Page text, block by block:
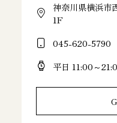
神奈川県横浜市
1F
045-620-5790
平日 11:00～